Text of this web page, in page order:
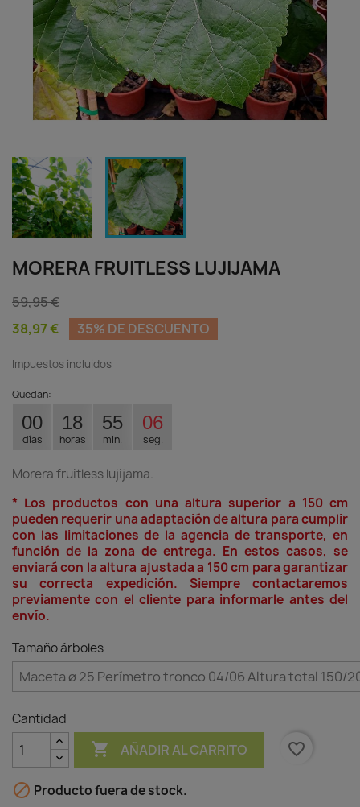
MORERA FRUITLESS LUJIJAMA
59,95 €
38,97 €
35% DE DESCUENTO
Impuestos incluidos
Quedan:
00
días
18
horas
55
min.
05
seg.
Morera fruitless lujijama.
* Los productos con una altura superior a 150 cm
pueden requerir una adaptación de altura para cumplir
con las limitaciones de la agencia de transporte, en
función de la zona de entrega. En estos casos, se
enviará con la altura ajustada a 150 cm para garantizar
su correcta expedición. Siempre contactaremos
previamente con el cliente para informarle antes del
envío.
Tamaño árboles
Cantidad
 AÑADIR AL CARRITO favorite_border
 Producto fuera de stock.